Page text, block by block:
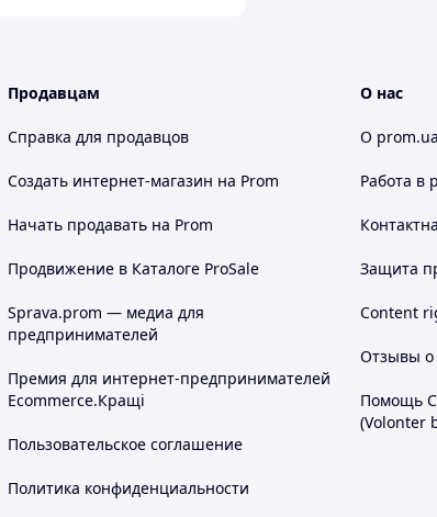
Продавцам
Справка для продавцов
Создать интернет-магазин на Prom
Начать продавать на Prom
Продвижение в Каталоге ProSale
Sprava.prom — медиа для
предпринимателей
Премия для интернет-предпринимателей
Ecommerce.Кращі
Пользовательское соглашение
Политика конфиденциальности
О нас
О prom.ua
Работа в
Защита
Content
Отзывы о
Помощь
(Volonter